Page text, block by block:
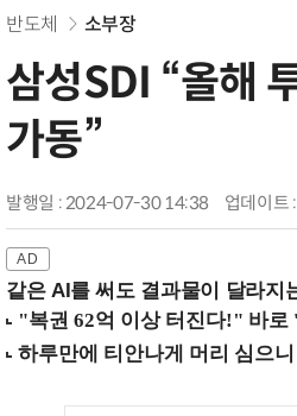
반도체 소부장
삼성SDI “올해
가동”
발행일 : 2024-07-30 14:38 업데이
같은 AI를 써도 결과물이 달라지